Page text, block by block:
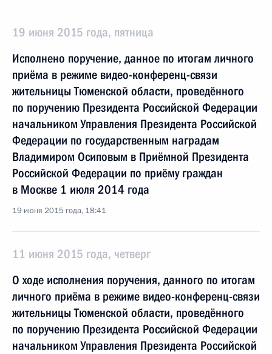
19 июня 2015 года, пятница
Исполнено поручение, данное по итогам личного
приёма в режиме видео-конференц-связи
жительницы Тюменской области, проведённого
по поручению Президента Российской Федерации
начальником Управления Президента Российской
Федерации по государственным наградам
Владимиром Осиповым в Приёмной Президента
Российской Федерации по приёму граждан
в Москве 1 июля 2014 года
19 июня 2015 года, 18:41
11 июня 2015 года, четверг
О ходе исполнения поручения, данного по итогам
личного приёма в режиме видео-конференц-связи
жительницы Тюменской области, проведённого
по поручению Президента Российской Федерации
начальником Управления Президента Российской